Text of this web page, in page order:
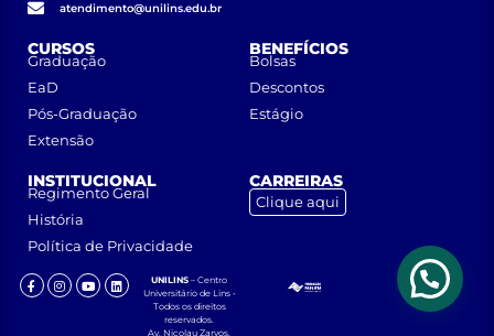
atendimento@unilins.edu.br
CURSOS
Graduação
EaD
Pós-Graduação
Extensão
BENEFÍCIOS
Bolsas
Descontos
Estágio
INSTITUCIONAL
Regimento Geral
História
Política de Privacidade
CARREIRAS
Clique aqui
UNILINS – Centro
Universitário de Lins •
Todos os direitos
reservados.
Av. Nicolau Zarvos,